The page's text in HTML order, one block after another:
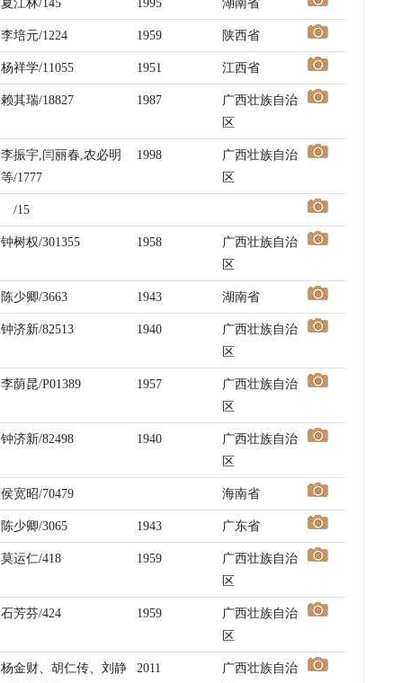
夏江林/145 1995 湖南省
李培元/1224 1959 陕西省
杨祥学/11055 1951 江西省
赖其瑞/18827 1987
广西壮族自治
区
李振宇,闫丽春,农必明
等/1777
1998
广西壮族自治
区
/15
钟树权/301355 1958
广西壮族自治
区
陈少卿/3663 1943 湖南省
钟济新/82513 1940
广西壮族自治
区
李荫昆/P01389 1957
广西壮族自治
区
钟济新/82498 1940
广西壮族自治
区
侯宽昭/70479 海南省
陈少卿/3065 1943 广东省
莫运仁/418 1959
广西壮族自治
区
石芳芬/424 1959
广西壮族自治
区
杨金财、胡仁传、刘静
2011
广西壮族自治